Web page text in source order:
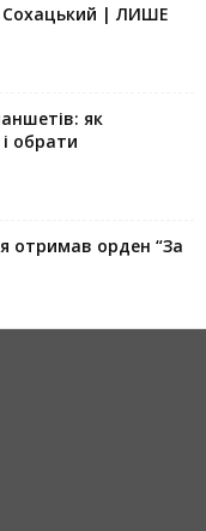
| ЛИШЕ
як
обрати
отримав орден “За